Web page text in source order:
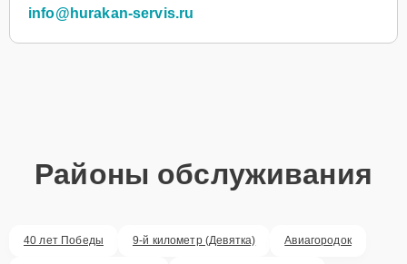
info@hurakan-servis.ru
Районы обслуживания
40 лет Победы 9-й километр (Девятка) Авиагородок